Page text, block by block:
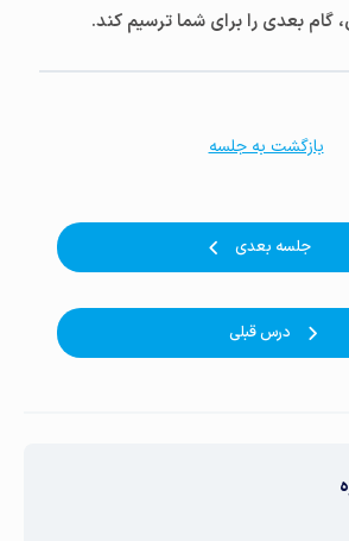
گام بعدی را برای شما ترسیم کند.
درس قبلی
بازگشت به جلسه
جلسه بعدی